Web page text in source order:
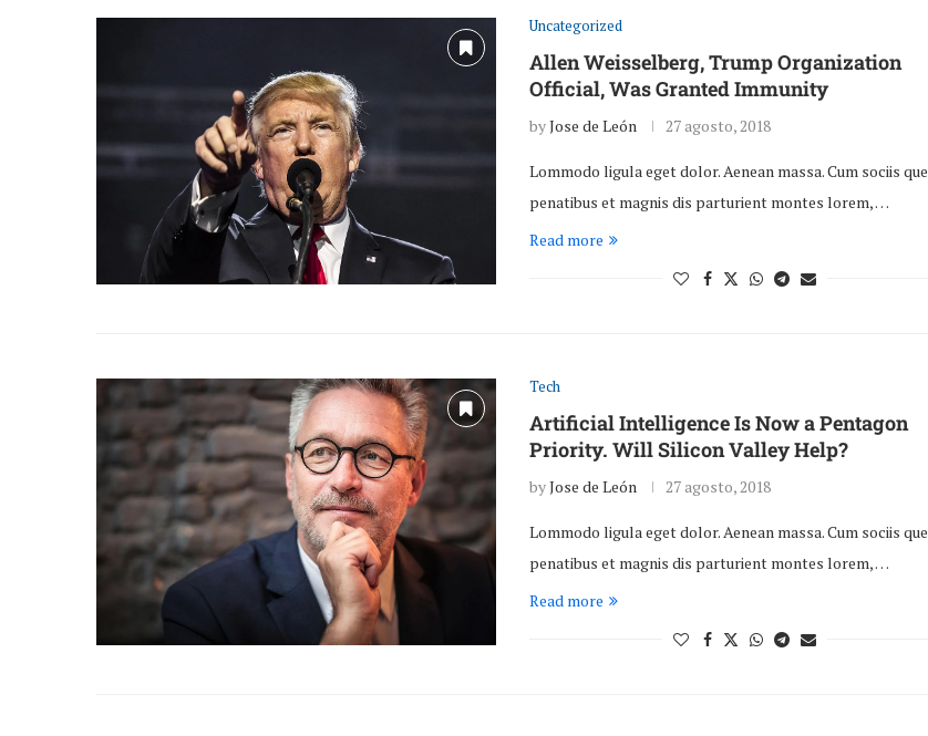
Uncategorized
Allen Weisselberg, Trump Organization
Official, Was Granted Immunity
byJose de León 27 agosto, 2018
Lommodo ligula eget dolor. Aenean massa. Cum sociis que
penatibus et magnis dis parturient montes lorem, …
Read more
Tech
Artificial Intelligence Is Now a Pentagon
Priority. Will Silicon Valley Help?
byJose de León 27 agosto, 2018
Lommodo ligula eget dolor. Aenean massa. Cum sociis que
penatibus et magnis dis parturient montes lorem, …
Read more